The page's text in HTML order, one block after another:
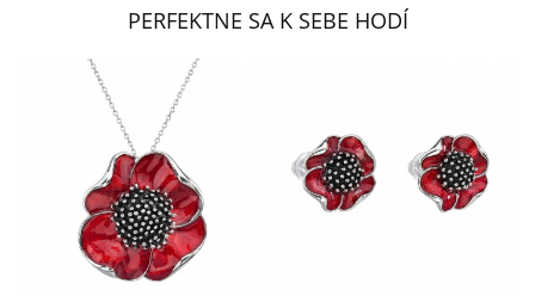
PERFEKTNE SA K SEBE HODÍ